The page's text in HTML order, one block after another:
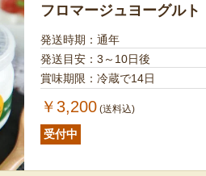
フロマージュヨーグルト
発送時期：通年
発送目安：3～10日後
賞味期限：冷蔵で14日
￥3,200 (送料込)
受付中
8月7日 20:54 [新潟県] 8月7日